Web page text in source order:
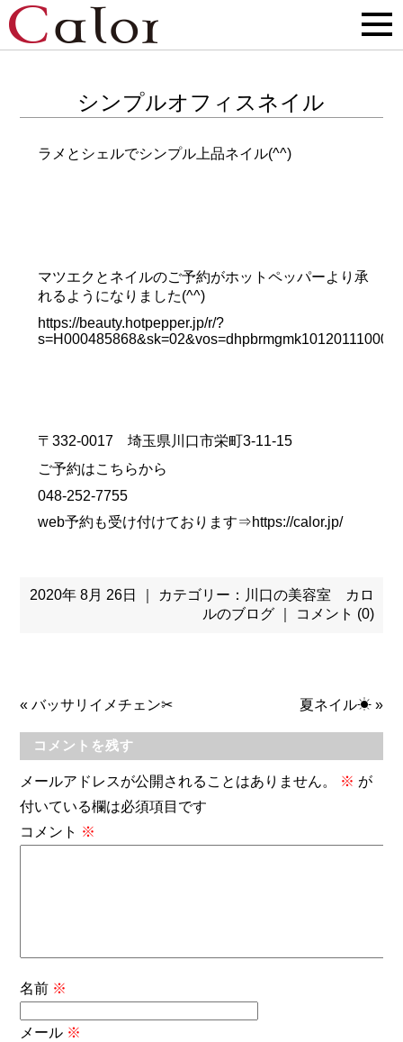
シンプルオフィスネイル
ラメとシェルでシンプル上品ネイル(^^)
マツエクとネイルのご予約がホットペッパーより承
れるようになりました(^^)
https://beauty.hotpepper.jp/r/?
s=H000485868&sk=02&vos=dhpbrmgmk10120111000
〒332-0017 埼玉県川口市栄町3-11-15
ご予約はこちらから
048-252-7755
web予約も受け付けております⇒https://calor.jp/
2020年 8月 26日 ｜ カテゴリー： 川口の美容室 カロ
ルのブログ｜ コメント (0)
«バッサリイメチェン✂ 夏ネイル☀»
コメントを残す
メールアドレスが公開されることはありません。 ※ が
付いている欄は必須項目です
コメント ※
名前 ※
メール ※